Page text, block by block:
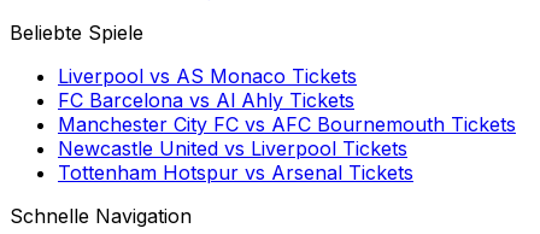
Beliebte Spiele
Liverpool vs AS Monaco Tickets
FC Barcelona vs Al Ahly Tickets
Manchester City FC vs AFC Bournemouth Tickets
Newcastle United vs Liverpool Tickets
Tottenham Hotspur vs Arsenal Tickets
Schnelle Navigation